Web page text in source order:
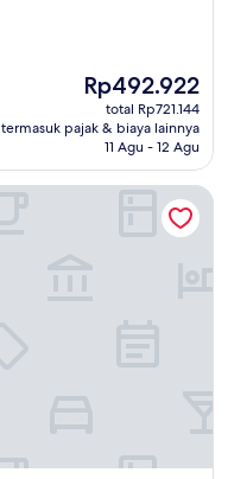
Harga
sekarang
Rp492.922
Rp492.922
total Rp721.144
termasuk pajak & biaya lainnya
11 Agu - 12 Agu